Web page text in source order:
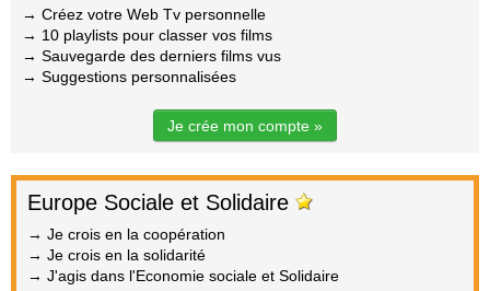
→ Créez votre Web Tv personnelle
→ 10 playlists pour classer vos films
→ Sauvegarde des derniers films vus
→ Suggestions personnalisées
Je crée mon compte »
Europe Sociale et Solidaire
→ Je crois en la coopération
→ Je crois en la solidarité
→ J'agis dans l'Economie sociale et Solidaire